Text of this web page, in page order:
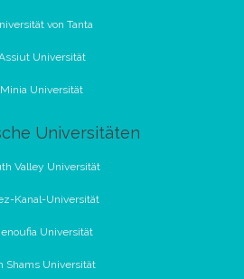
von Tanta
Universität
Minia Universität
Universitäten
Valley Universität
Kanal-Universität
Universität
Shams Universität